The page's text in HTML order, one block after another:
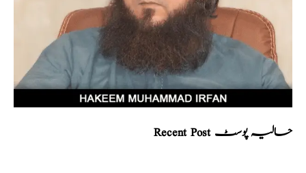
Recent Post حالیہ پوسٹ